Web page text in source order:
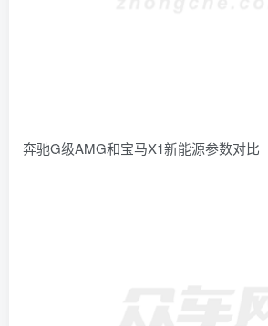
奔驰G级AMG和宝马X1新能源参数对比